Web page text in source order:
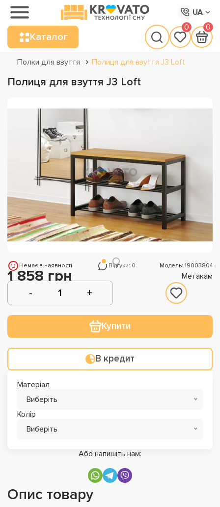
UA
Каталог
0 0
Полки для взуття Полиця для взуття J3 Loft
Полиця для взуття J3 Loft
Немає в наявності Відгуки: 0 Модель: 19003804
1 858 грн Метакам
Купити
В кредит
Матеріал
Виберіть
Колір
Виберіть
Або напишіть нам:
Опис товару